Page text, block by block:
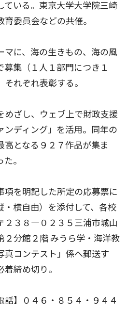
ている。東京大学大学院三崎
委員会などの共催。
に、海の生きもの、海の風
募集（１人１部門につき１
れぞれ表彰する。
ざし、ウェブ上で財政支援
ンディング」を活用。同年の
高となる９２７作品が集ま
。
を明記した所定の応募票に
・横自由）を添付して、各校
２３８―０２３５三浦市城山
２分館２階 みうら学・海洋教
真コンテスト」係へ郵送す
締め切り。
】０４６・８５４・９４４